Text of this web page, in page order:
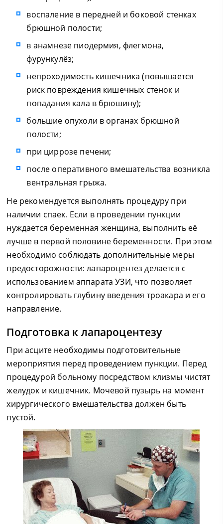
воспаление в передней и боковой стенках
брюшной полости;
в анамнезе пиодермия, флегмона,
фурункулёз;
непроходимость кишечника (повышается
риск повреждения кишечных стенок и
попадания кала в брюшину);
большие опухоли в органах брюшной
полости;
при циррозе печени;
после оперативного вмешательства возникла
вентральная грыжа.
Не рекомендуется выполнять процедуру при
наличии спаек. Если в проведении пункции
нуждается беременная женщина, выполнить её
лучше в первой половине беременности. При этом
необходимо соблюдать дополнительные меры
предосторожности: лапароцентез делается с
использованием аппарата УЗИ, что позволяет
контролировать глубину введения троакара и его
направление.
Подготовка к лапароцентезу
При асците необходимы подготовительные
мероприятия перед проведением пункции. Перед
процедурой больному посредством клизмы чистят
желудок и кишечник. Мочевой пузырь на момент
хирургического вмешательства должен быть
пустой.